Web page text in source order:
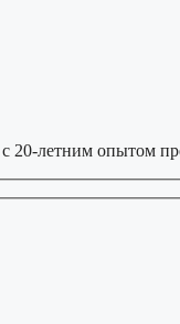
летним опытом